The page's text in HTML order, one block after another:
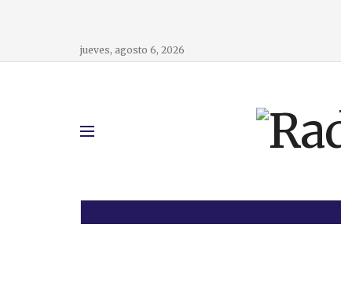
jueves, agosto 6, 2026